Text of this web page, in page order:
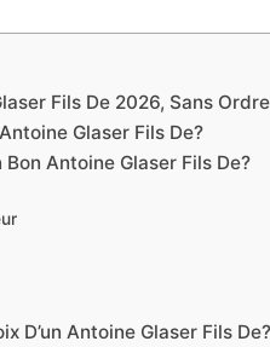
Fils De 2026, Sans
Glaser Fils De?
Antoine Glaser Fils De?
D’un Antoine Glaser Fils De?